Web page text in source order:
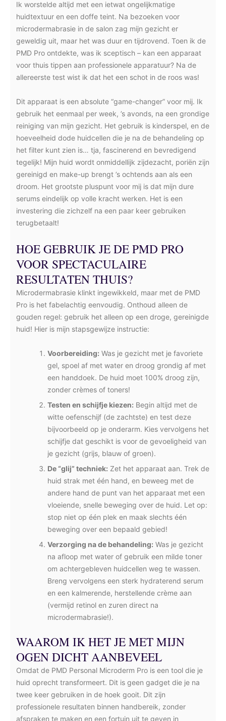
Ik worstelde altijd met een ietwat ongelijkmatige
huidtextuur en een doffe teint. Na bezoeken voor
microdermabrasie in de salon zag mijn gezicht er
geweldig uit, maar het was duur en tijdrovend. Toen ik de
PMD Pro ontdekte, was ik sceptisch – kan een apparaat
voor thuis tippen aan professionele apparatuur? Na de
allereerste test wist ik dat het een schot in de roos was!
Dit apparaat is een absolute “game-changer” voor mij. Ik
gebruik het eenmaal per week, ’s avonds, na een grondige
reiniging van mijn gezicht. Het gebruik is kinderspel, en de
hoeveelheid dode huidcellen die je na de behandeling op
het filter kunt zien is… tja, fascinerend en bevredigend
tegelijk! Mijn huid wordt onmiddellijk zijdezacht, poriën zijn
gereinigd en make-up brengt ’s ochtends aan als een
droom. Het grootste pluspunt voor mij is dat mijn dure
serums eindelijk op volle kracht werken. Het is een
investering die zichzelf na een paar keer gebruiken
terugbetaalt!
HOE GEBRUIK JE DE PMD PRO
VOOR SPECTACULAIRE
RESULTATEN THUIS?
Microdermabrasie klinkt ingewikkeld, maar met de PMD
Pro is het fabelachtig eenvoudig. Onthoud alleen de
gouden regel: gebruik het alleen op een droge, gereinigde
huid! Hier is mijn stapsgewijze instructie:
Voorbereiding: Was je gezicht met je favoriete
gel, spoel af met water en droog grondig af met
een handdoek. De huid moet 100% droog zijn,
zonder crèmes of toners!
Testen en schijfje kiezen: Begin altijd met de
witte oefenschijf (de zachtste) en test deze
bijvoorbeeld op je onderarm. Kies vervolgens het
schijfje dat geschikt is voor de gevoeligheid van
je gezicht (grijs, blauw of groen).
De “glij” techniek: Zet het apparaat aan. Trek de
huid strak met één hand, en beweeg met de
andere hand de punt van het apparaat met een
vloeiende, snelle beweging over de huid. Let op:
stop niet op één plek en maak slechts één
beweging over een bepaald gebied!
Verzorging na de behandeling: Was je gezicht
na afloop met water of gebruik een milde toner
om achtergebleven huidcellen weg te wassen.
Breng vervolgens een sterk hydraterend serum
en een kalmerende, herstellende crème aan
(vermijd retinol en zuren direct na
microdermabrasie!).
WAAROM IK HET JE MET MIJN
OGEN DICHT AANBEVEEL
Omdat de PMD Personal Microderm Pro is een tool die je
huid oprecht transformeert. Dit is geen gadget die je na
twee keer gebruiken in de hoek gooit. Dit zijn
professionele resultaten binnen handbereik, zonder
afspraken te maken en een fortuin uit te geven in